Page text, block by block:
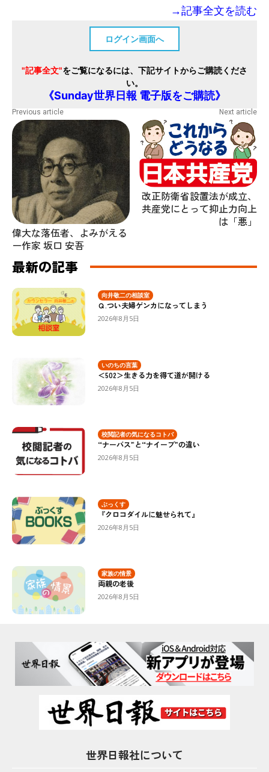
→記事全文を読む
ログイン画面へ
"記事全文"をご覧になるには、下記サイトからご購読くださ
い。
《Sunday世界日報 電子版をご購読》
Previous article
偉大な落伍者、よみがえる
ー作家 坂口 安吾
Next article
改正防衛省設置法が成立、
共産党にとって抑止力向上
は「悪」
最新の記事
向井敬二の相談室
Ｑ.つい夫婦ゲンカになってしまう
2026年8月5日
いのちの言葉
＜502＞生きる力を得て道が開ける
2026年8月5日
校閲記者の気になるコトバ
“ナーバス”と“ナイーブ”の違い
2026年8月5日
ぶっくす
『クロコダイルに魅せられて』
2026年8月5日
家族の情景
両親の老後
2026年8月5日
世界日報社について